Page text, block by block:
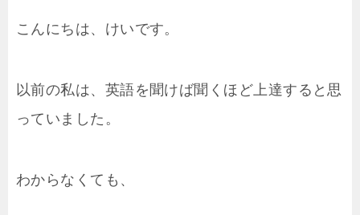
こんにちは、けいです。
以前の私は、英語を聞けば聞くほど上達すると思
っていました。
わからなくても、